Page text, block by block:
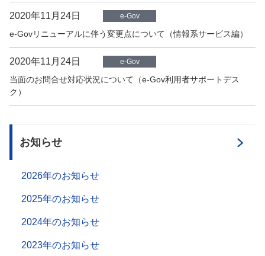
2020年11月24日 e-Gov
e-Govリニューアルに伴う変更点について（情報系サービス編）
2020年11月24日 e-Gov
当面のお問合せ対応状況について（e-Gov利用者サポートデス
ク）
お知らせ
2026年のお知らせ
2025年のお知らせ
2024年のお知らせ
2023年のお知らせ